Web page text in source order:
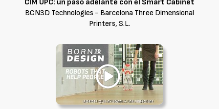
CIM UPC: un paso adelante con el Smart Cabinet
BCN3D Technologies - Barcelona Three Dimensional
Printers, S.L.